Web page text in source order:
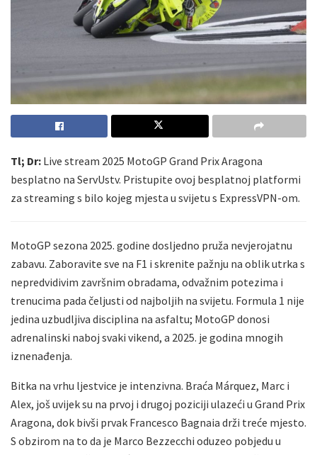
Tl; Dr: Live stream 2025 MotoGP Grand Prix Aragona
besplatno na ServUstv. Pristupite ovoj besplatnoj platformi
za streaming s bilo kojeg mjesta u svijetu s ExpressVPN-om.
MotoGP sezona 2025. godine dosljedno pruža nevjerojatnu
zabavu. Zaboravite sve na F1 i skrenite pažnju na oblik utrka s
nepredvidivim završnim obradama, odvažnim potezima i
trenucima pada čeljusti od najboljih na svijetu. Formula 1 nije
jedina uzbudljiva disciplina na asfaltu; MotoGP donosi
adrenalinski naboj svaki vikend, a 2025. je godina mnogih
iznenađenja.
Bitka na vrhu ljestvice je intenzivna. Braća Márquez, Marc i
Alex, još uvijek su na prvoj i drugoj poziciji ulazeći u Grand Prix
Aragona, dok bivši prvak Francesco Bagnaia drži treće mjesto.
S obzirom na to da je Marco Bezzecchi oduzeo pobjedu u